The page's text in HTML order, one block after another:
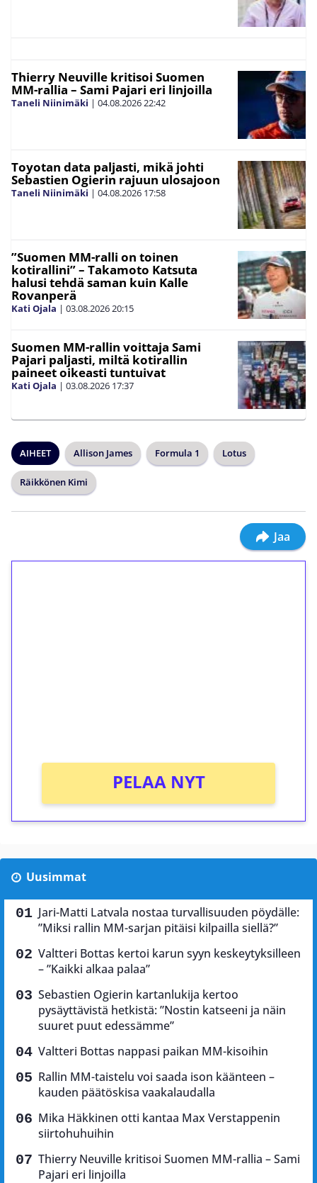
Thierry Neuville kritisoi Suomen
MM-rallia – Sami Pajari eri linjoilla
Taneli Niinimäki | 04.08.2026 22:42
Toyotan data paljasti, mikä johti
Sebastien Ogierin rajuun ulosajoon
Taneli Niinimäki | 04.08.2026 17:58
”Suomen MM-ralli on toinen
kotirallini” – Takamoto Katsuta
halusi tehdä saman kuin Kalle
Rovanperä
Kati Ojala | 03.08.2026 20:15
Suomen MM-rallin voittaja Sami
Pajari paljasti, miltä kotirallin
paineet oikeasti tuntuivat
Kati Ojala | 03.08.2026 17:37
AIHEET Allison James Formula 1 Lotus
Räikkönen Kimi
Jaa
PELAA NYT
Uusimmat
Jari-Matti Latvala nostaa turvallisuuden pöydälle:
”Miksi rallin MM-sarjan pitäisi kilpailla siellä?”
Valtteri Bottas kertoi karun syyn keskeytyksilleen
– ”Kaikki alkaa palaa”
Sebastien Ogierin kartanlukija kertoo
pysäyttävistä hetkistä: ”Nostin katseeni ja näin
suuret puut edessämme”
Valtteri Bottas nappasi paikan MM-kisoihin
Rallin MM-taistelu voi saada ison käänteen –
kauden päätöskisa vaakalaudalla
Mika Häkkinen otti kantaa Max Verstappenin
siirtohuhuihin
Thierry Neuville kritisoi Suomen MM-rallia – Sami
Pajari eri linjoilla